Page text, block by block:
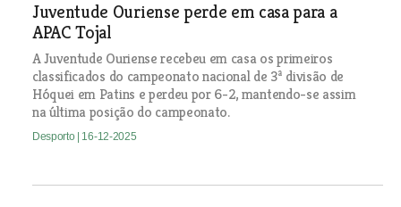
Juventude Ouriense perde em casa para a
APAC Tojal
A Juventude Ouriense recebeu em casa os primeiros
classificados do campeonato nacional de 3ª divisão de
Hóquei em Patins e perdeu por 6-2, mantendo-se assim
na última posição do campeonato.
Desporto | 16-12-2025